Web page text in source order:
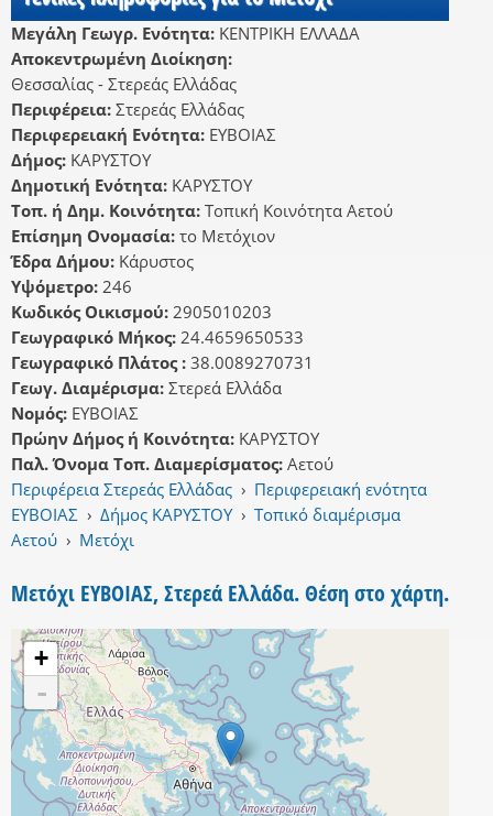
Μεγάλη Γεωγρ. Ενότητα: ΚΕΝΤΡΙΚΗ ΕΛΛΑΔΑ
Αποκεντρωμένη Διοίκηση:
Θεσσαλίας - Στερεάς Ελλάδας
Περιφέρεια: Στερεάς Ελλάδας
Περιφερειακή Ενότητα: ΕΥΒΟΙΑΣ
Δήμος: ΚΑΡΥΣΤΟΥ
Δημοτική Ενότητα: ΚΑΡΥΣΤΟΥ
Τοπ. ή Δημ. Κοινότητα: Τοπική Κοινότητα Αετού
Επίσημη Ονομασία: το Μετόχιον
Έδρα Δήμου: Κάρυστος
Υψόμετρο: 246
Κωδικός Οικισμού: 2905010203
Γεωγραφικό Μήκος: 24.4659650533
Γεωγραφικό Πλάτος : 38.0089270731
Γεωγ. Διαμέρισμα: Στερεά Ελλάδα
Νομός: ΕΥΒΟΙΑΣ
Πρώην Δήμος ή Κοινότητα: ΚΑΡΥΣΤΟΥ
Παλ. Όνομα Τοπ. Διαμερίσματος: Αετού
Περιφέρεια Στερεάς Ελλάδας › Περιφερειακή ενότητα
ΕΥΒΟΙΑΣ › Δήμος ΚΑΡΥΣΤΟΥ › Τοπικό διαμέρισμα
Αετού › Μετόχι
Μετόχι ΕΥΒΟΙΑΣ, Στερεά Ελλάδα. Θέση στο χάρτη.
+
-